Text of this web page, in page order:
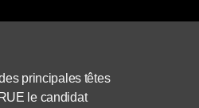
principales têtes
le candidat